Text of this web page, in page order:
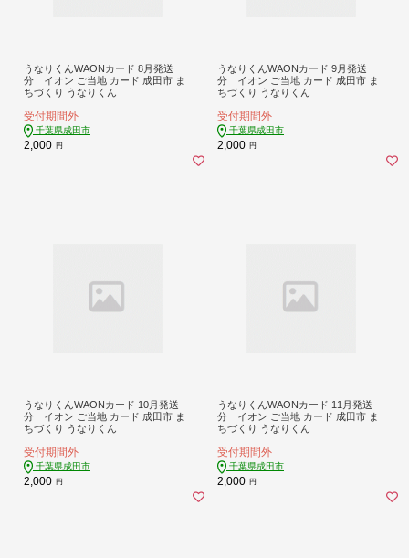
うなりくんWAONカード 8月発送
分 イオン ご当地 カード 成田市 ま
ちづくり うなりくん
受付期間外
千葉県成田市
2,000 円
うなりくんWAONカード 9月発送
分 イオン ご当地 カード 成田市 ま
ちづくり うなりくん
受付期間外
千葉県成田市
2,000 円
うなりくんWAONカード 10月発送
分 イオン ご当地 カード 成田市 ま
ちづくり うなりくん
受付期間外
千葉県成田市
2,000 円
うなりくんWAONカード 11月発送
分 イオン ご当地 カード 成田市 ま
ちづくり うなりくん
受付期間外
千葉県成田市
2,000 円